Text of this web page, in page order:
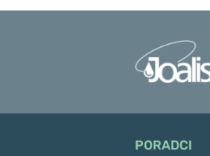
PORADCI